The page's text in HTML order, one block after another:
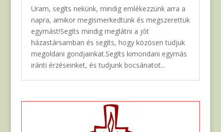
Uram, segíts nekünk, mindig emlékezzünk arra a
napra, amikor megismerkedtünk és megszerettük
egymást!Segíts mindig meglátni a jót
házastársamban és segíts, hogy közösen tudjuk
megoldani gondjainkat.Segíts kimondani egymás
iránti érzéseinket, és tudjunk bocsánatot...